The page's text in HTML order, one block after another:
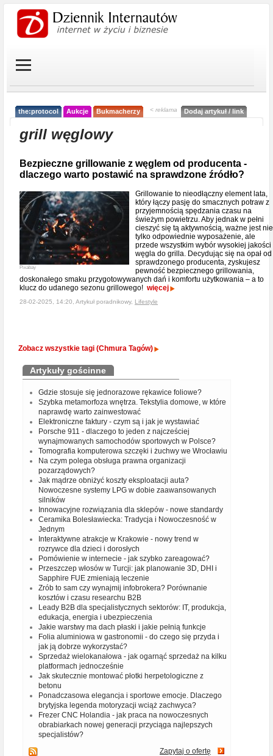
the:protocol Aukcje Bukmacherzy < reklama Dodaj artykuł / link
grill węglowy
Bezpieczne grillowanie z węglem od producenta -
dlaczego warto postawić na sprawdzone źródło?
Pixabay
Grillowanie to nieodłączny element lata,
który łączy pasję do smacznych potraw z
przyjemnością spędzania czasu na
świeżym powietrzu. Aby jednak w pełni
cieszyć się tą aktywnością, ważne jest nie
tylko odpowiednie wyposażenie, ale
przede wszystkim wybór wysokiej jakości
węgla do grilla. Decydując się na opał od
sprawdzonego producenta, zyskujesz
pewność bezpiecznego grillowania,
doskonałego smaku przygotowywanych dań i komfortu użytkowania – a to
klucz do udanego sezonu grillowego! więcej
28-02-2025, 14:20, Artykuł poradnikowy, Lifestyle
Zobacz wszystkie tagi (Chmura Tagów)
Artykuły gościnne
Gdzie stosuje się jednorazowe rękawice foliowe?
Szybka metamorfoza wnętrza. Tekstylia domowe, w które
naprawdę warto zainwestować
Elektroniczne faktury - czym są i jak je wystawiać
Porsche 911 - dlaczego to jeden z najcześciej
wynajmowanych samochodów sportowych w Polsce?
Tomografia komputerowa szczęki i żuchwy we Wrocławiu
Na czym polega obsługa prawna organizacji
pozarządowych?
Jak mądrze obniżyć koszty eksploatacji auta?
Nowoczesne systemy LPG w dobie zaawansowanych
silników
Innowacyjne rozwiązania dla sklepów - nowe standardy
Ceramika Bolesławiecka: Tradycja i Nowoczesność w
Jednym
Interaktywne atrakcje w Krakowie - nowy trend w
rozrywce dla dzieci i dorosłych
Pomówienie w internecie - jak szybko zareagować?
Przeszczep włosów w Turcji: jak planowanie 3D, DHI i
Sapphire FUE zmieniają leczenie
Zrób to sam czy wynajmij infobrokera? Porównanie
kosztów i czasu researchu B2B
Leady B2B dla specjalistycznych sektorów: IT, produkcja,
edukacja, energia i ubezpieczenia
Jakie warstwy ma dach płaski i jakie pełnią funkcje
Folia aluminiowa w gastronomii - do czego się przyda i
jak ją dobrze wykorzystać?
Sprzedaż wielokanałowa - jak ogarnąć sprzedaż na kilku
platformach jednocześnie
Jak skutecznie montować płotki herpetologiczne z
betonu
Ponadczasowa elegancja i sportowe emocje. Dlaczego
brytyjska legenda motoryzacji wciąż zachwyca?
Frezer CNC Holandia - jak praca na nowoczesnych
obrabiarkach nowej generacji przyciąga najlepszych
specjalistów?
Zapytaj o ofertę